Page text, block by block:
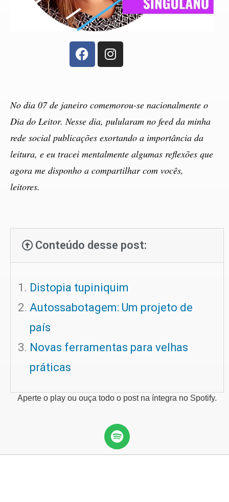
No dia 07 de janeiro comemorou-se nacionalmente o
Dia do Leitor. Nesse dia, pulularam no feed da minha
rede social publicações exortando a importância da
leitura, e eu tracei mentalmente algumas reflexões que
agora me disponho a compartilhar com vocês,
leitores.
Conteúdo desse post:
Distopia tupiniquim
Autossabotagem: Um projeto de
país
Novas ferramentas para velhas
práticas
Aperte o play ou ouça todo o post na íntegra no Spotify.